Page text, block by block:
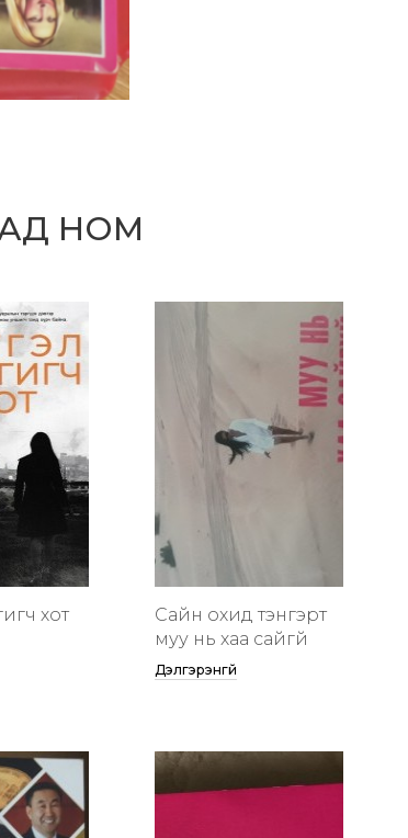
НОМ
хот
Сайн охид тэнгэрт
муу нь хаа сайгүй
Дэлгэрэнгүй